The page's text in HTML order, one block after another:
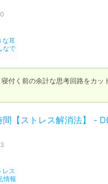
付く前の余計な思考回路をカ
【ストレス解消法】 -